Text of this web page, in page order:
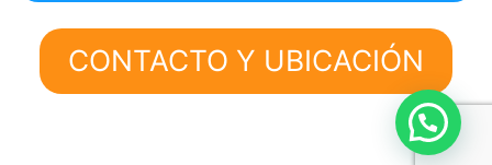
CONTACTO Y UBICACIÓN